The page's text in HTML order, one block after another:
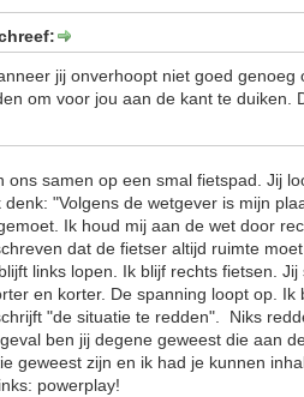
jij onverhoopt niet goed
om voor jou aan de kant te
ons samen op een smal fietspad. Jij
denk: "Volgens de wetgever is mijn
Ik houd mij aan de wet door
dat de fietser altijd ruimte
links lopen. Ik blijf rechts fietsen.
en korter. De spanning loopt op.
"de situatie te redden". Niks
ben jij degene geweest die aan
geweest zijn en ik had je kunnen
powerplay!